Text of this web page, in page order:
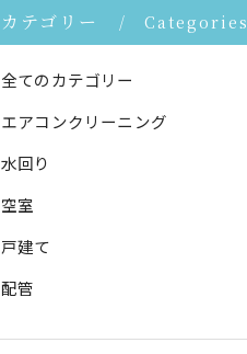
カテゴリー Categories
全てのカテゴリー
エアコンクリーニング
水回り
空室
戸建て
配管